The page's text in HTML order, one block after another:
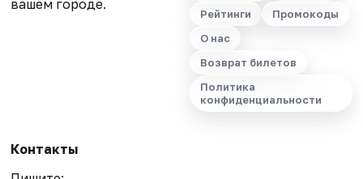
вашем городе.
Рейтинги
Промокоды
О нас
Возврат билетов
Политика
конфиденциальности
Контакты